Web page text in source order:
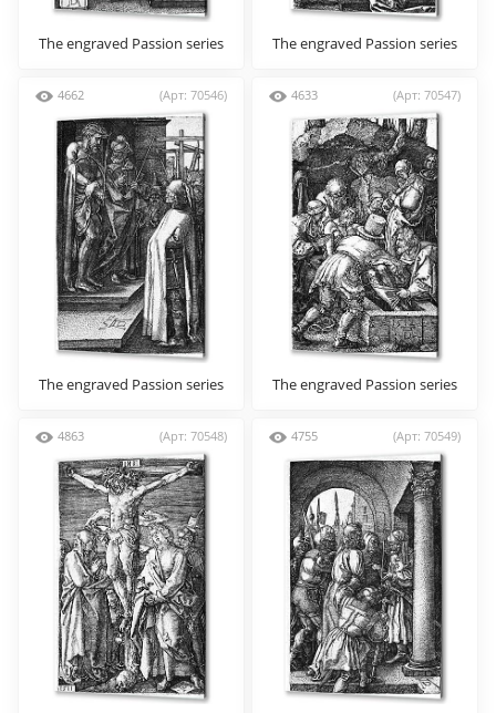
The engraved Passion series The engraved Passion series
4662 (Арт: 70546)
The engraved Passion series
4633 (Арт: 70547)
The engraved Passion series
4863 (Арт: 70548) 4755 (Арт: 70549)